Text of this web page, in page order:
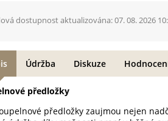
dostupnost aktualizována: 07. 08. 2026
předložky
předložky zaujmou nejen
Údržba Diskuze